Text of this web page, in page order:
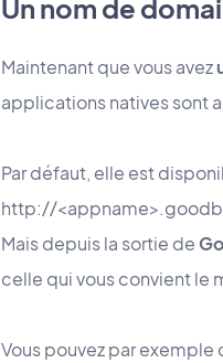
Un nom de
Maintenant que vous avez
applications natives sont
Par défaut, elle est
http://<appname>
Mais depuis la sortie de
celle qui vous convient le
Vous pouvez par